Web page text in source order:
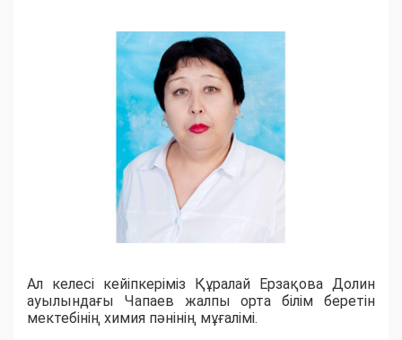
Ал келесі кейіпкеріміз Құралай Ерзақова Долин
ауылындағы Чапаев жалпы орта білім беретін
мектебінің химия пәнінің мұғалімі.